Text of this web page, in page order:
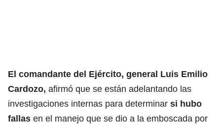
El comandante del Ejército, general Luis Emilio
Cardozo, afirmó que se están adelantando las
investigaciones internas para determinar si hubo
fallas en el manejo que se dio a la emboscada por